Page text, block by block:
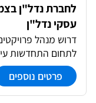
לחברת נדל"ן
עסקי נדל"ן
דרוש מנהל
לתחום התחדשות
הזדמנויות, ניתוח
מרעיון למציאות.
בחברה מרתקת
פרטים נוספים